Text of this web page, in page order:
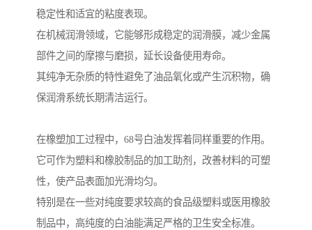
稳定性和适宜的粘度表现。
在机械润滑领域，它能够形成稳定的润滑膜，减少金属
部件之间的摩擦与磨损，延长设备使用寿命。
其纯净无杂质的特性避免了油品氧化或产生沉积物，确
保润滑系统长期清洁运行。
在橡塑加工过程中，68号白油发挥着同样重要的作用。
它可作为塑料和橡胶制品的加工助剂，改善材料的可塑
性，使产品表面加光滑均匀。
特别是在一些对纯度要求较高的食品级塑料或医用橡胶
制品中，高纯度的白油能满足严格的卫生安全标准。